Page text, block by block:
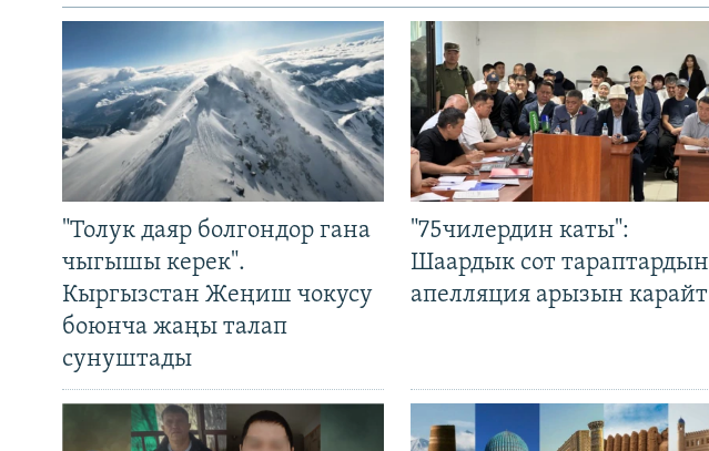
"Толук даяр болгондор гана
чыгышы керек".
Кыргызстан Жеңиш чокусу
боюнча жаңы талап
сунуштады
"75чилердин каты":
Шаардык сот тараптардын
апелляция арызын карайт